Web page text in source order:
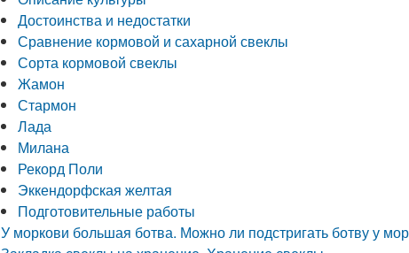
Достоинства и недостатки
Сравнение кормовой и сахарной свеклы
Сорта кормовой свеклы
Жамон
Стармон
Лада
Милана
Рекорд Поли
Эккендорфская желтая
Подготовительные работы
У моркови большая ботва. Можно ли подстригать ботву у